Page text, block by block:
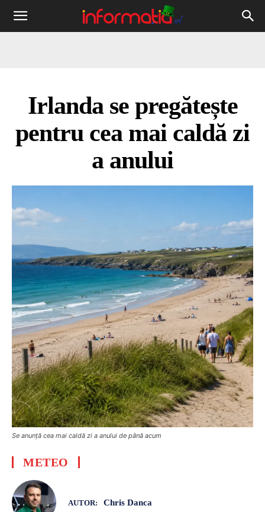
Informația
Irlanda se pregătește
pentru cea mai caldă zi
a anului
Se anunță cea mai caldă zi a anului de până acum
METEO
AUTOR: Chris Danca